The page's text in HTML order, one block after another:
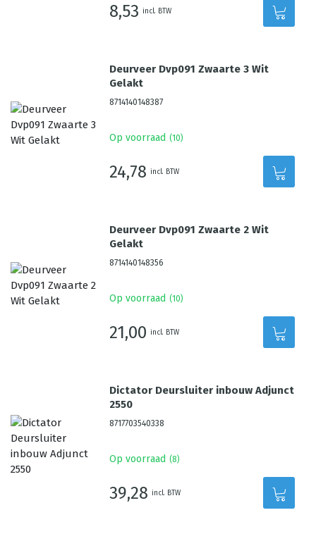
8,53 incl. BTW
Deurveer Dvp091 Zwaarte 3 Wit
Gelakt
8714140148387
Op voorraad (10)
24,78 incl. BTW
Deurveer Dvp091 Zwaarte 2 Wit
Gelakt
8714140148356
Op voorraad (10)
21,00 incl. BTW
Dictator Deursluiter inbouw Adjunct
2550
8717703540338
Op voorraad (8)
39,28 incl. BTW